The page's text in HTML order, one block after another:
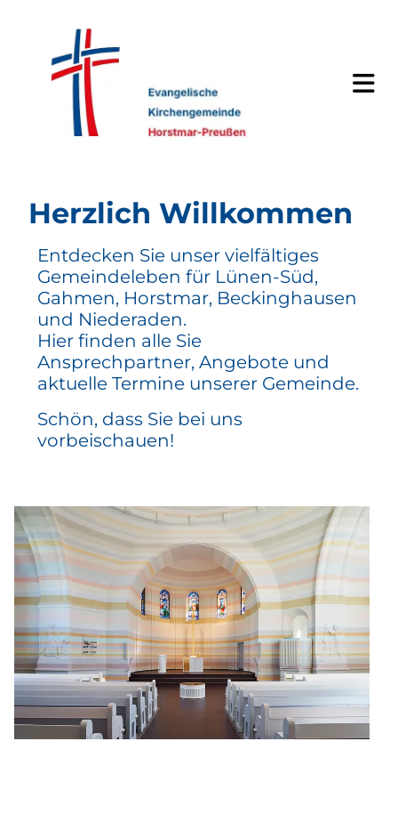
Herzlich Willkommen
Entdecken Sie unser vielfältiges
Gemeindeleben für Lünen-Süd,
Gahmen, Horstmar, Beckinghausen
und Niederaden.
Hier finden alle Sie
Ansprechpartner, Angebote und
aktuelle Termine unserer Gemeinde.
Schön, dass Sie bei uns
vorbeischauen!